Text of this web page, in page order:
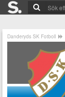
Danderyds SK Fotboll